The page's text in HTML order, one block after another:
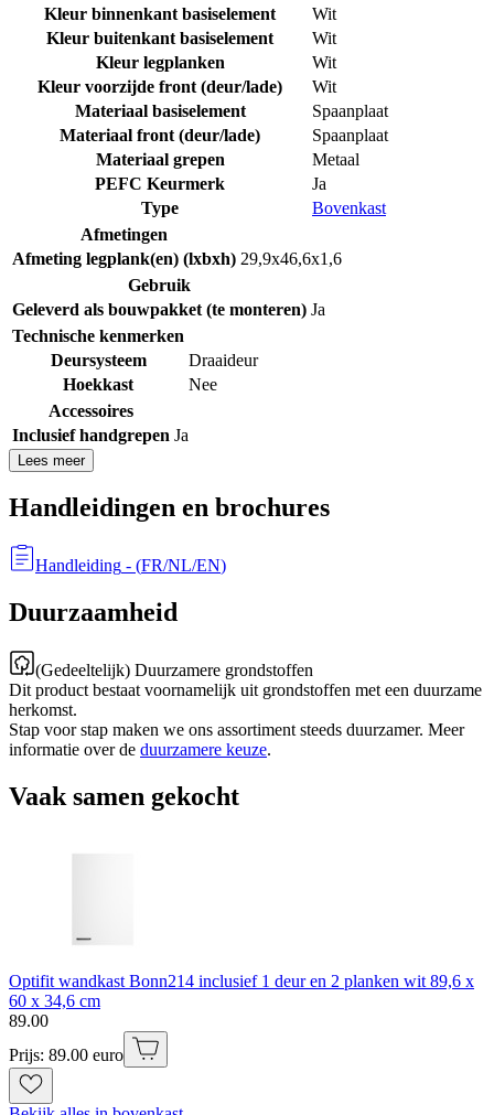
Kleur binnenkant basiselement
Wit
Kleur buitenkant basiselement
Wit
Kleur legplanken
Wit
Kleur voorzijde front (deur/lade)
Wit
Materiaal basiselement
Spaanplaat
Materiaal front (deur/lade)
Spaanplaat
Materiaal grepen
Metaal
PEFC Keurmerk
Ja
Type
Bovenkast
Afmetingen
Afmeting legplank(en) (lxbxh) 29,9x46,6x1,6
Gebruik
Geleverd als bouwpakket (te monteren) Ja
Technische kenmerken
Deursysteem
Draaideur
Hoekkast
Nee
Accessoires
Inclusief handgrepen Ja
Lees meer
Handleidingen en brochures
Handleiding - (FR/NL/EN)
Duurzaamheid
(Gedeeltelijk) Duurzamere grondstoffen
Dit product bestaat voornamelijk uit grondstoffen met een duurzame
herkomst.
Stap voor stap maken we ons assortiment steeds duurzamer. Meer
informatie over de duurzamere keuze.
Vaak samen gekocht
Optifit wandkast Bonn214 inclusief 1 deur en 2 planken wit 89,6 x
60 x 34,6 cm
89.00
Prijs: 89.00 euro